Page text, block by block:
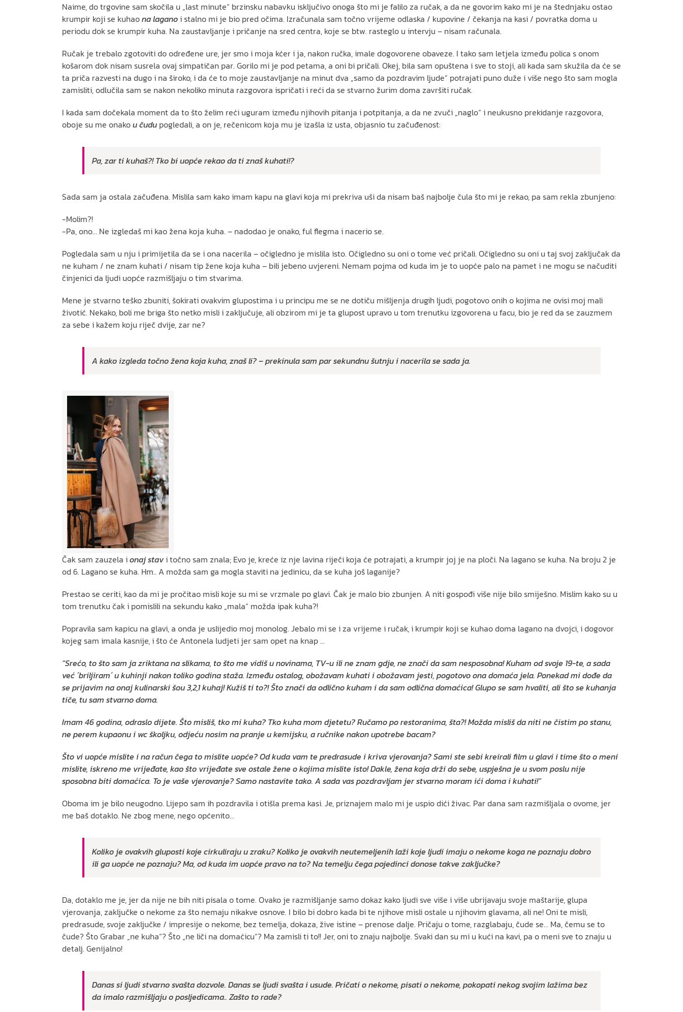
Naime, do trgovine sam skočila u „last minute“ brzinsku nabavku isključivo onoga što mi je falilo za ručak, a da ne govorim kako mi je na štednjaku ostao
krumpir koji se kuhaona laganoi stalno mi je bio pred očima. Izračunala sam točno vrijeme odlaska / kupovine / čekanja na kasi / povratka doma u
periodu dok se krumpir kuha. Na zaustavljanje i pričanje na sred centra, koje se btw. rasteglo u intervju – nisam računala.
Ručak je trebalo zgotoviti do određene ure, jer smo i moja kćer i ja, nakon ručka, imale dogovorene obaveze. I tako sam letjela između polica s onom
košarom dok nisam susrela ovaj simpatičan par. Gorilo mi je pod petama, a oni bi pričali. Okej, bila sam opuštena i sve to stoji, ali kada sam skužila da će se
ta priča razvesti na dugo i na široko, i da će to moje zaustavljanje na minut dva „samo da pozdravim ljude“ potrajati puno duže i više nego što sam mogla
zamisliti, odlučila sam se nakon nekoliko minuta razgovora ispričati i reći da se stvarno žurim doma završiti ručak.
I kada sam dočekala moment da to što želim reći uguram između njihovih pitanja i potpitanja, a da ne zvuči „naglo“ i neukusno prekidanje razgovora,
oboje su me onakou čudu pogledali, a on je, rečenicom koja mu je izašla iz usta, objasnio tu začuđenost:
Pa, zar ti kuhaš?! Tko bi uopće rekao da ti znaš kuhati!?
Sada sam ja ostala začuđena. Mislila sam kako imam kapu na glavi koja mi prekriva uši da nisam baš najbolje čula što mi je rekao, pa sam rekla zbunjeno:
-Molim?!
-Pa, ono… Ne izgledaš mi kao žena koja kuha. – nadodao je onako, ful flegma i nacerio se.
Pogledala sam u nju i primijetila da se i ona nacerila – očigledno je mislila isto. Očigledno su oni o tome već pričali. Očigledno su oni u taj svoj zaključak da
ne kuham / ne znam kuhati / nisam tip žene koja kuha – bili jebeno uvjereni. Nemam pojma od kuda im je to uopće palo na pamet i ne mogu se načuditi
činjenici da ljudi uopće razmišljaju o tim stvarima.
Mene je stvarno teško zbuniti, šokirati ovakvim glupostima i u principu me se ne dotiču mišljenja drugih ljudi, pogotovo onih o kojima ne ovisi moj mali
životić. Nekako, boli me briga što netko misli i zaključuje, ali obzirom mi je ta glupost upravo u tom trenutku izgovorena u facu, bio je red da se zauzmem
za sebe i kažem koju riječ dvije, zar ne?
A kako izgleda točno žena koja kuha, znaš li? – prekinula sam par sekundnu šutnju i nacerila se sada ja.
Čak sam zauzela ionaj stavi točno sam znala; Evo je, kreće iz nje lavina riječi koja će potrajati, a krumpir joj je na ploči. Na lagano se kuha. Na broju 2 je
od 6. Lagano se kuha. Hm.. A možda sam ga mogla staviti na jedinicu, da se kuha još laganije?
Prestao se ceriti, kao da mi je pročitao misli koje su mi se vrzmale po glavi. Čak je malo bio zbunjen. A niti gospođi više nije bilo smiješno. Mislim kako su u
tom trenutku čak i pomislili na sekundu kako „mala“ možda ipak kuha?!
Popravila sam kapicu na glavi, a onda je uslijedio moj monolog. Jebalo mi se i za vrijeme i ručak, i krumpir koji se kuhao doma lagano na dvojci, i dogovor
kojeg sam imala kasnije, i što će Antonela ludjeti jer sam opet na knap …
“Srećo, to što sam ja zriktana na slikama, to što me vidiš u novinama, TV-u ili ne znam gdje, ne znači da sam nesposobna! Kuham od svoje 19-te, a sada
već ´briljiram´ u kuhinji nakon toliko godina staža. Između ostalog, obožavam kuhati i obožavam jesti, pogotovo ona domaća jela. Ponekad mi dođe da
se prijavim na onaj kulinarski šou 3,2,1 kuhaj! Kužiš ti to?! Što znači da odlično kuham i da sam odlična domaćica! Glupo se sam hvaliti, ali što se kuhanja
tiče, tu sam stvarno doma.
Imam 46 godina, odraslo dijete. Što misliš, tko mi kuha? Tko kuha mom djetetu? Ručamo po restoranima, šta?! Možda misliš da niti ne čistim po stanu,
ne perem kupaonu i wc školjku, odjeću nosim na pranje u kemijsku, a ručnike nakon upotrebe bacam?
Što vi uopće mislite i na račun čega to mislite uopće? Od kuda vam te predrasude i kriva vjerovanja? Sami ste sebi kreirali film u glavi i time što o meni
mislite, iskreno me vrijeđate, kao što vrijeđate sve ostale žene o kojima mislite isto! Dakle, žena koja drži do sebe, uspješna je u svom poslu nije
sposobna biti domaćica. To je vaše vjerovanje? Samo nastavite tako. A sada vas pozdravljam jer stvarno moram ići doma i kuhati!”
Oboma im je bilo neugodno. Lijepo sam ih pozdravila i otišla prema kasi. Je, priznajem malo mi je uspio dići živac. Par dana sam razmišljala o ovome, jer
me baš dotaklo. Ne zbog mene, nego općenito…
Koliko je ovakvih gluposti koje cirkuliraju u zraku? Koliko je ovakvih neutemeljenih laži koje ljudi imaju o nekome koga ne poznaju dobro
ili ga uopće ne poznaju? Ma, od kuda im uopće pravo na to? Na temelju čega pojedinci donose takve zaključke?
Da, dotaklo me je, jer da nije ne bih niti pisala o tome. Ovako je razmišljanje samo dokaz kako ljudi sve više i više ubrijavaju svoje maštarije, glupa
vjerovanja, zaključke o nekome za što nemaju nikakve osnove. I bilo bi dobro kada bi te njihove misli ostale u njihovim glavama, ali ne! Oni te misli,
predrasude, svoje zaključke / impresije o nekome, bez temelja, dokaza, žive istine – prenose dalje. Pričaju o tome, razglabaju, čude se… Ma, čemu se to
čude? Što Grabar „ne kuha“? Što „ne liči na domaćicu“? Ma zamisli ti to!! Jer, oni to znaju najbolje. Svaki dan su mi u kući na kavi, pa o meni sve to znaju u
detalj. Genijalno!
Danas si ljudi stvarno svašta dozvole. Danas se ljudi svašta i usude. Pričati o nekome, pisati o nekome, pokopati nekog svojim lažima bez
da imalo razmišljaju o posljedicama.. Zašto to rade?